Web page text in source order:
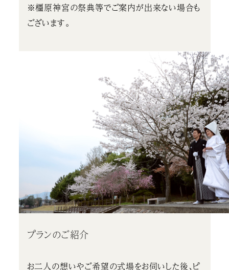
※橿原神宮の祭典等でご案内が出来ない場合も
ございます。
プランのご紹介
お二人の想いやご希望の式場をお伺いした後、ピ